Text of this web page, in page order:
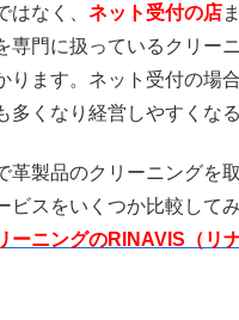
はなく、 ネット受付の店
専門に扱っているクリー
ります。ネット受付の場
多くなり経営しやすくな
革製品のクリーニングを
ビスをいくつか比較してみ
ーニングのRINAVIS（リナ